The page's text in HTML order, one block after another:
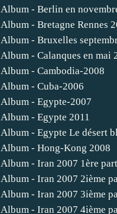
Album - Berlin en
Album - Bretagne Rennes
Album - Bruxelles
Album - Calanques en mai
Album - Cambodia-2008
Album - Cuba-2006
Album - Egypte-2007
Album - Egypte 2011
Album - Egypte Le désert
Album - Hong-Kong 2008
Album - Iran 2007 1ère
Album - Iran 2007 2ième
Album - Iran 2007 3ième
Album - Iran 2007 4ième